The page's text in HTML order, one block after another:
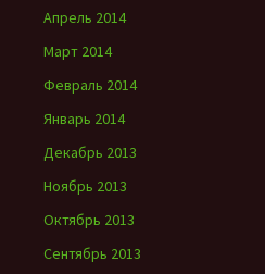
Апрель 2014
Март 2014
Февраль 2014
Январь 2014
Декабрь 2013
Ноябрь 2013
Октябрь 2013
Сентябрь 2013